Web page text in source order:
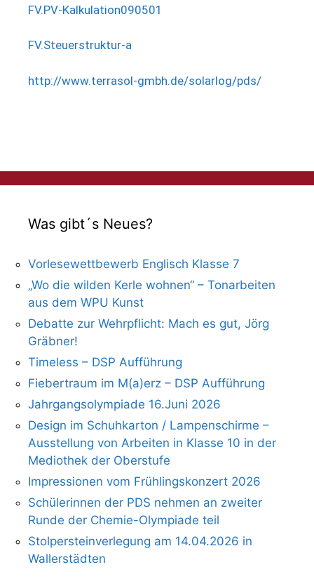
FV.PV-Kalkulation090501
FV.Steuerstruktur-a
http://www.terrasol-gmbh.de/solarlog/pds/
Was gibt´s Neues?
Vorlesewettbewerb Englisch Klasse 7
„Wo die wilden Kerle wohnen“ – Tonarbeiten
aus dem WPU Kunst
Debatte zur Wehrpflicht: Mach es gut, Jörg
Gräbner!
Timeless – DSP Aufführung
Fiebertraum im M(a)erz – DSP Aufführung
Jahrgangsolympiade 16.Juni 2026
Design im Schuhkarton / Lampenschirme –
Ausstellung von Arbeiten in Klasse 10 in der
Mediothek der Oberstufe
Impressionen vom Frühlingskonzert 2026
Schülerinnen der PDS nehmen an zweiter
Runde der Chemie-Olympiade teil
Stolpersteinverlegung am 14.04.2026 in
Wallerstädten